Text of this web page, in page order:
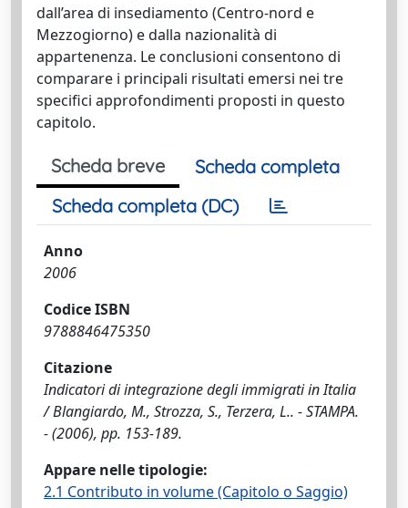
dall’area di insediamento (Centro-nord e
Mezzogiorno) e dalla nazionalità di
appartenenza. Le conclusioni consentono di
comparare i principali risultati emersi nei tre
specifici approfondimenti proposti in questo
capitolo.
Scheda breve
Scheda completa
Scheda completa (DC)
Anno
2006
Codice ISBN
9788846475350
Citazione
Indicatori di integrazione degli immigrati in Italia
/ Blangiardo, M., Strozza, S., Terzera, L.. - STAMPA.
- (2006), pp. 153-189.
Appare nelle tipologie:
2.1 Contributo in volume (Capitolo o Saggio)